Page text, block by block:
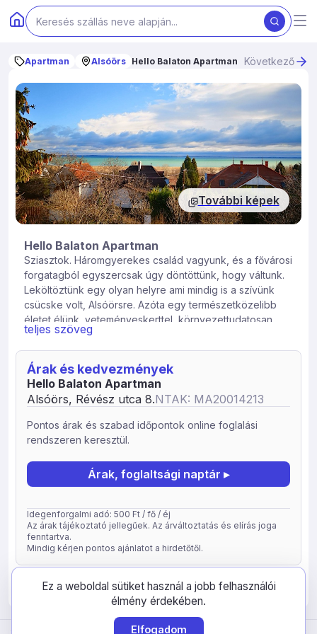
Apartman Alsóörs Hello Balaton Apartman Következő
További képek
Hello Balaton Apartman
Sziasztok. Háromgyerekes család vagyunk, és a fővárosi
forgatagból egyszercsak úgy döntöttünk, hogy váltunk.
Leköltöztünk egy olyan helyre ami mindig is a szívünk
csücske volt, Alsóörsre. Azóta egy természetközelibb
életet élünk, veteményeskerttel, környezettudatosan.
Házunk vendégfogadásra alkalmas részét felújítottuk,
leválasztottuk, hogy mindenki számára intim és zavartalan
legyen a pihenés. Várunk családokat, barátokat,
fiatalokat, idősebbeket, egyszóval Mindenkit aki imádja a
BALATONT.
Extra szolgáltatások: finn szauna, saját kerékpártároló,
kerthelyiség, grillezési lehetőség.
Bababarát szállás: játszótér, babajátékok, hordozható
lehetőség, kiságy.
A szállashely típusa: apartman
Panorámás Premium 6 fős apartman, max. 6 fő
Földszinti Premium 2 fős apartman 1 hálótérrel, max. 2 fő
teljes szöveg
Árak és kedvezmények
Hello Balaton Apartman
Alsóörs, Révész utca 8.NTAK: MA20014213
Pontos árak és szabad időpontok online foglalási
rendszeren keresztül.
Árak, foglaltsági naptár ▸
Idegenforgalmi adó: 500 Ft / fő / éj
Az árak tájékoztató jellegűek. Az árváltoztatás és elírás joga
fenntartva.
Mindig kérjen pontos ajánlatot a hirdetőtől.
frissítve: 2026-05-05 80077
Ez a weboldal sütiket használ a jobb felhasználói
élmény érdekében.
Elfogadom